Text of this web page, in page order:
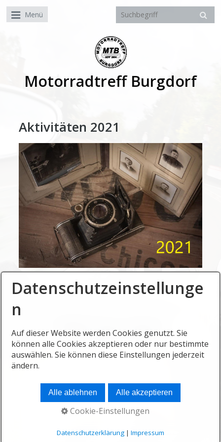
Menü
Motorradtreff Burgdorf
Aktivitäten 2021
© 2025 Motorradtreff-Burgdorf
Datenschutzeinstellunge
n
Auf dieser Website werden Cookies genutzt. Sie
können alle Cookies akzeptieren oder nur bestimmte
auswählen. Sie können diese Einstellungen jederzeit
ändern.
Alle ablehnen Alle akzeptieren
Cookie-Einstellungen
Datenschutzerklärung| Impressum